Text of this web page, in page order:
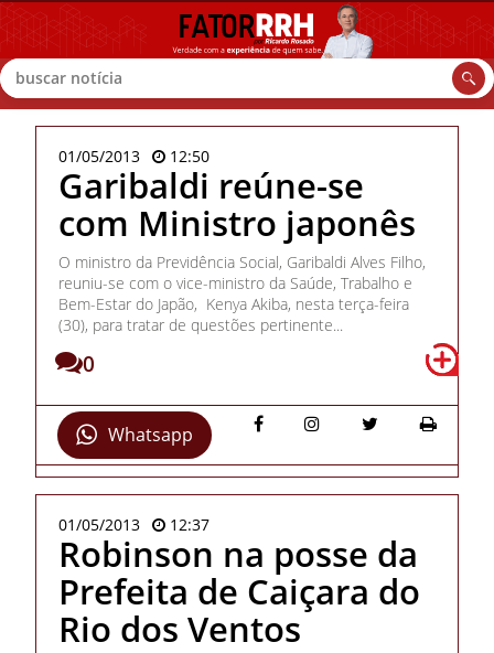
Buscar
01/05/2013 12:50
Garibaldi reúne-se
com Ministro japonês
O ministro da Previdência Social, Garibaldi Alves Filho,
reuniu-se com o vice-ministro da Saúde, Trabalho e
Bem-Estar do Japão, Kenya Akiba, nesta terça-feira
(30), para tratar de questões pertinente...
0
Whatsapp
01/05/2013 12:37
Robinson na posse da
Prefeita de Caiçara do
Rio dos Ventos